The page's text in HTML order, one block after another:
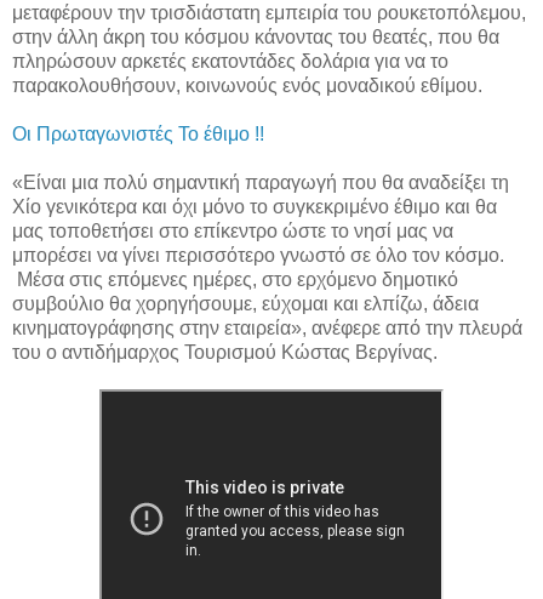
μεταφέρουν την τρισδιάστατη εμπειρία του ρουκετοπόλεμου,
στην άλλη άκρη του κόσμου κάνοντας του θεατές, που θα
πληρώσουν αρκετές εκατοντάδες δολάρια για να το
παρακολουθήσουν, κοινωνούς ενός μοναδικού εθίμου.
Οι Πρωταγωνιστές Το έθιμο !!
«Είναι μια πολύ σημαντική παραγωγή που θα αναδείξει τη
Χίο γενικότερα και όχι μόνο το συγκεκριμένο έθιμο και θα
μας τοποθετήσει στο επίκεντρο ώστε το νησί μας να
μπορέσει να γίνει περισσότερο γνωστό σε όλο τον κόσμο.
Μέσα στις επόμενες ημέρες, στο ερχόμενο δημοτικό
συμβούλιο θα χορηγήσουμε, εύχομαι και ελπίζω, άδεια
κινηματογράφησης στην εταιρεία», ανέφερε από την πλευρά
του ο αντιδήμαρχος Τουρισμού Κώστας Βεργίνας.